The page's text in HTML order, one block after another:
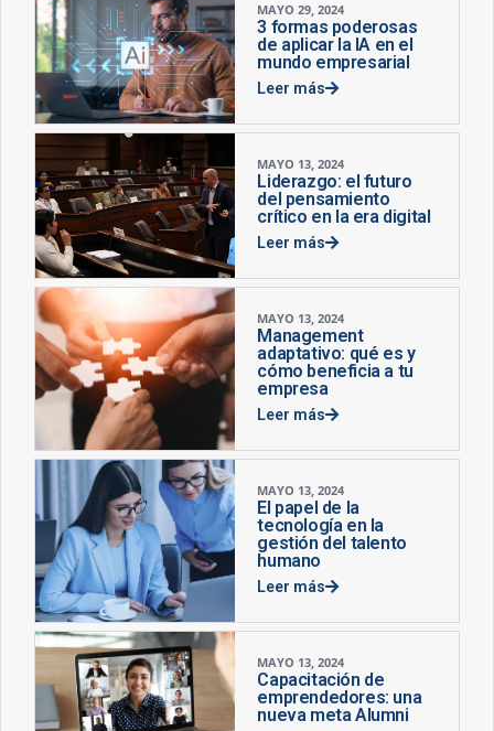
MAYO 29, 2024
3 formas poderosas
de aplicar la IA en el
mundo empresarial
Leer más
MAYO 13, 2024
Liderazgo: el futuro
del pensamiento
crítico en la era digital
Leer más
MAYO 13, 2024
Management
adaptativo: qué es y
cómo beneficia a tu
empresa
Leer más
MAYO 13, 2024
El papel de la
tecnología en la
gestión del talento
humano
Leer más
MAYO 13, 2024
Capacitación de
emprendedores: una
nueva meta Alumni